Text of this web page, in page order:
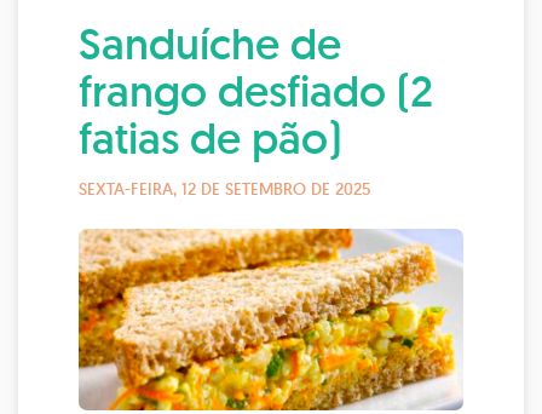
Sanduíche de
frango desfiado (2
fatias de pão)
SEXTA-FEIRA, 12 DE SETEMBRO DE 2025